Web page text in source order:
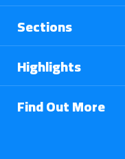
Sections
Highlights
Find Out More